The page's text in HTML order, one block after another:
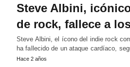
Steve Albini,
de rock, fallece a
Steve Albini, el ícono del indie rock
ha fallecido de un ataque cardíaco,
Hace 2 años